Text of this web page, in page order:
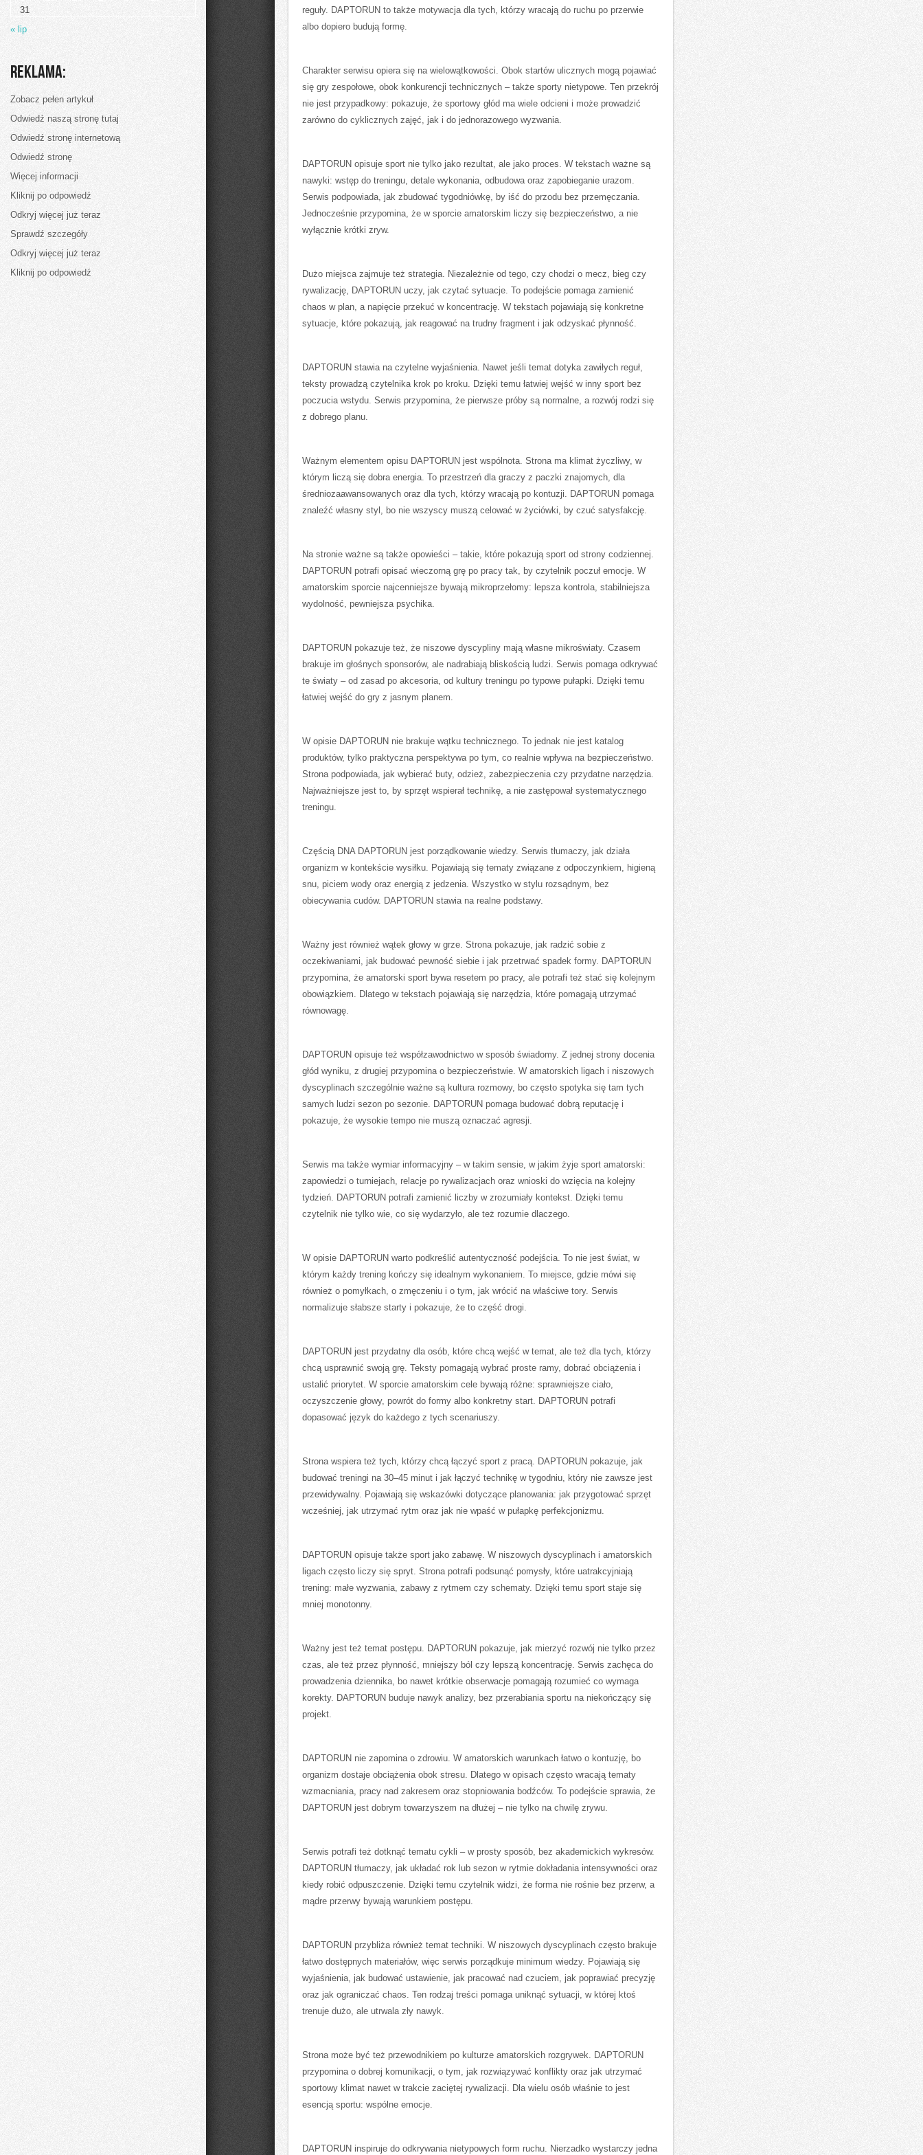
reguły. DAPTORUN to także motywacja dla tych, którzy wracają do ruchu po przerwie
albo dopiero budują formę.
Charakter serwisu opiera się na wielowątkowości. Obok startów ulicznych mogą pojawiać
się gry zespołowe, obok konkurencji technicznych – także sporty nietypowe. Ten przekrój
nie jest przypadkowy: pokazuje, że sportowy głód ma wiele odcieni i może prowadzić
zarówno do cyklicznych zajęć, jak i do jednorazowego wyzwania.
DAPTORUN opisuje sport nie tylko jako rezultat, ale jako proces. W tekstach ważne są
nawyki: wstęp do treningu, detale wykonania, odbudowa oraz zapobieganie urazom.
Serwis podpowiada, jak zbudować tygodniówkę, by iść do przodu bez przemęczania.
Jednocześnie przypomina, że w sporcie amatorskim liczy się bezpieczeństwo, a nie
wyłącznie krótki zryw.
Dużo miejsca zajmuje też strategia. Niezależnie od tego, czy chodzi o mecz, bieg czy
rywalizację, DAPTORUN uczy, jak czytać sytuacje. To podejście pomaga zamienić
chaos w plan, a napięcie przekuć w koncentrację. W tekstach pojawiają się konkretne
sytuacje, które pokazują, jak reagować na trudny fragment i jak odzyskać płynność.
DAPTORUN stawia na czytelne wyjaśnienia. Nawet jeśli temat dotyka zawiłych reguł,
teksty prowadzą czytelnika krok po kroku. Dzięki temu łatwiej wejść w inny sport bez
poczucia wstydu. Serwis przypomina, że pierwsze próby są normalne, a rozwój rodzi się
z dobrego planu.
Ważnym elementem opisu DAPTORUN jest wspólnota. Strona ma klimat życzliwy, w
którym liczą się dobra energia. To przestrzeń dla graczy z paczki znajomych, dla
średniozaawansowanych oraz dla tych, którzy wracają po kontuzji. DAPTORUN pomaga
znaleźć własny styl, bo nie wszyscy muszą celować w życiówki, by czuć satysfakcję.
Na stronie ważne są także opowieści – takie, które pokazują sport od strony codziennej.
DAPTORUN potrafi opisać wieczorną grę po pracy tak, by czytelnik poczuł emocje. W
amatorskim sporcie najcenniejsze bywają mikroprzełomy: lepsza kontrola, stabilniejsza
wydolność, pewniejsza psychika.
DAPTORUN pokazuje też, że niszowe dyscypliny mają własne mikroświaty. Czasem
brakuje im głośnych sponsorów, ale nadrabiają bliskością ludzi. Serwis pomaga odkrywać
te światy – od zasad po akcesoria, od kultury treningu po typowe pułapki. Dzięki temu
łatwiej wejść do gry z jasnym planem.
W opisie DAPTORUN nie brakuje wątku technicznego. To jednak nie jest katalog
produktów, tylko praktyczna perspektywa po tym, co realnie wpływa na bezpieczeństwo.
Strona podpowiada, jak wybierać buty, odzież, zabezpieczenia czy przydatne narzędzia.
Najważniejsze jest to, by sprzęt wspierał technikę, a nie zastępował systematycznego
treningu.
Częścią DNA DAPTORUN jest porządkowanie wiedzy. Serwis tłumaczy, jak działa
organizm w kontekście wysiłku. Pojawiają się tematy związane z odpoczynkiem, higieną
snu, piciem wody oraz energią z jedzenia. Wszystko w stylu rozsądnym, bez
obiecywania cudów. DAPTORUN stawia na realne podstawy.
Ważny jest również wątek głowy w grze. Strona pokazuje, jak radzić sobie z
oczekiwaniami, jak budować pewność siebie i jak przetrwać spadek formy. DAPTORUN
przypomina, że amatorski sport bywa resetem po pracy, ale potrafi też stać się kolejnym
obowiązkiem. Dlatego w tekstach pojawiają się narzędzia, które pomagają utrzymać
równowagę.
DAPTORUN opisuje też współzawodnictwo w sposób świadomy. Z jednej strony docenia
głód wyniku, z drugiej przypomina o bezpieczeństwie. W amatorskich ligach i niszowych
dyscyplinach szczególnie ważne są kultura rozmowy, bo często spotyka się tam tych
samych ludzi sezon po sezonie. DAPTORUN pomaga budować dobrą reputację i
pokazuje, że wysokie tempo nie muszą oznaczać agresji.
Serwis ma także wymiar informacyjny – w takim sensie, w jakim żyje sport amatorski:
zapowiedzi o turniejach, relacje po rywalizacjach oraz wnioski do wzięcia na kolejny
tydzień. DAPTORUN potrafi zamienić liczby w zrozumiały kontekst. Dzięki temu
czytelnik nie tylko wie, co się wydarzyło, ale też rozumie dlaczego.
W opisie DAPTORUN warto podkreślić autentyczność podejścia. To nie jest świat, w
którym każdy trening kończy się idealnym wykonaniem. To miejsce, gdzie mówi się
również o pomyłkach, o zmęczeniu i o tym, jak wrócić na właściwe tory. Serwis
normalizuje słabsze starty i pokazuje, że to część drogi.
DAPTORUN jest przydatny dla osób, które chcą wejść w temat, ale też dla tych, którzy
chcą usprawnić swoją grę. Teksty pomagają wybrać proste ramy, dobrać obciążenia i
ustalić priorytet. W sporcie amatorskim cele bywają różne: sprawniejsze ciało,
oczyszczenie głowy, powrót do formy albo konkretny start. DAPTORUN potrafi
dopasować język do każdego z tych scenariuszy.
Strona wspiera też tych, którzy chcą łączyć sport z pracą. DAPTORUN pokazuje, jak
budować treningi na 30–45 minut i jak łączyć technikę w tygodniu, który nie zawsze jest
przewidywalny. Pojawiają się wskazówki dotyczące planowania: jak przygotować sprzęt
wcześniej, jak utrzymać rytm oraz jak nie wpaść w pułapkę perfekcjonizmu.
DAPTORUN opisuje także sport jako zabawę. W niszowych dyscyplinach i amatorskich
ligach często liczy się spryt. Strona potrafi podsunąć pomysły, które uatrakcyjniają
trening: małe wyzwania, zabawy z rytmem czy schematy. Dzięki temu sport staje się
mniej monotonny.
Ważny jest też temat postępu. DAPTORUN pokazuje, jak mierzyć rozwój nie tylko przez
czas, ale też przez płynność, mniejszy ból czy lepszą koncentrację. Serwis zachęca do
prowadzenia dziennika, bo nawet krótkie obserwacje pomagają rozumieć co wymaga
korekty. DAPTORUN buduje nawyk analizy, bez przerabiania sportu na niekończący się
projekt.
DAPTORUN nie zapomina o zdrowiu. W amatorskich warunkach łatwo o kontuzję, bo
organizm dostaje obciążenia obok stresu. Dlatego w opisach często wracają tematy
wzmacniania, pracy nad zakresem oraz stopniowania bodźców. To podejście sprawia, że
DAPTORUN jest dobrym towarzyszem na dłużej – nie tylko na chwilę zrywu.
Serwis potrafi też dotknąć tematu cykli – w prosty sposób, bez akademickich wykresów.
DAPTORUN tłumaczy, jak układać rok lub sezon w rytmie dokładania intensywności oraz
kiedy robić odpuszczenie. Dzięki temu czytelnik widzi, że forma nie rośnie bez przerw, a
mądre przerwy bywają warunkiem postępu.
DAPTORUN przybliża również temat techniki. W niszowych dyscyplinach często brakuje
łatwo dostępnych materiałów, więc serwis porządkuje minimum wiedzy. Pojawiają się
wyjaśnienia, jak budować ustawienie, jak pracować nad czuciem, jak poprawiać precyzję
oraz jak ograniczać chaos. Ten rodzaj treści pomaga uniknąć sytuacji, w której ktoś
trenuje dużo, ale utrwala zły nawyk.
Strona może być też przewodnikiem po kulturze amatorskich rozgrywek. DAPTORUN
przypomina o dobrej komunikacji, o tym, jak rozwiązywać konflikty oraz jak utrzymać
sportowy klimat nawet w trakcie zaciętej rywalizacji. Dla wielu osób właśnie to jest
esencją sportu: wspólne emocje.
DAPTORUN inspiruje do odkrywania nietypowych form ruchu. Nierzadko wystarczy jedna
31
« lip
Reklama:
Zobacz pełen artykuł
Odwiedź naszą stronę tutaj
Odwiedź stronę internetową
Odwiedź stronę
Więcej informacji
Kliknij po odpowiedź
Odkryj więcej już teraz
Sprawdź szczegóły
Odkryj więcej już teraz
Kliknij po odpowiedź